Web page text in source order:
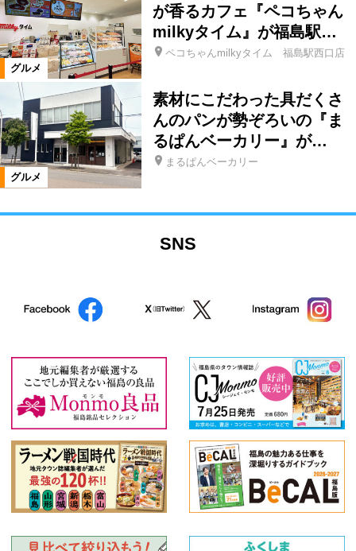
グルメ
が香るカフェ『ペコちゃん
milkyタイム』が福島駅…
ペコちゃんmilkyタイム 福島駅西口店
グルメ
素材にこだわった具だくさ
んのパンが勢ぞろいの『ま
るぱんベーカリー』が…
まるぱんベーカリー
SNS